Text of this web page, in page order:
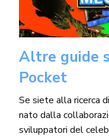
Altre guide
Pocket
Se siete alla ricerca
nato dalla
sviluppatori del